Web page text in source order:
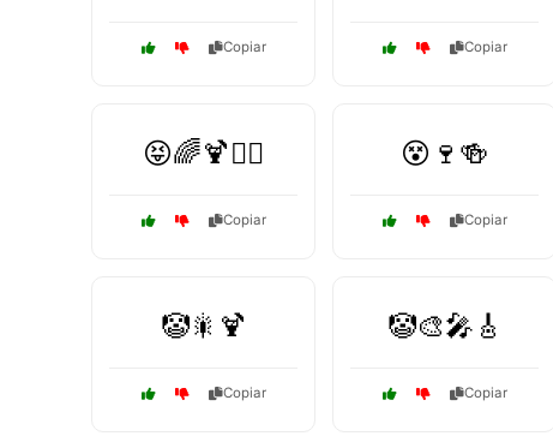
Copiar Copiar
😝🌈🍹🏄‍♂️
Copiar
😵🍷🍻
Copiar
🤡🎇🍹
Copiar
🤡🎨🎤🎸
Copiar